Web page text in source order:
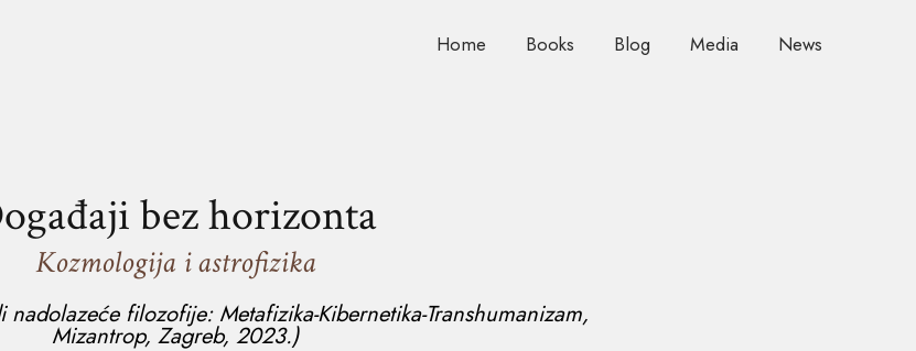
Home Books Blog Media News
bez horizonta
Kozmologija i astrofizika
nadolazeće filozofije: Metafizika-Kibernetika-Transhumanizam,
Mizantrop, Zagreb, 2023.)